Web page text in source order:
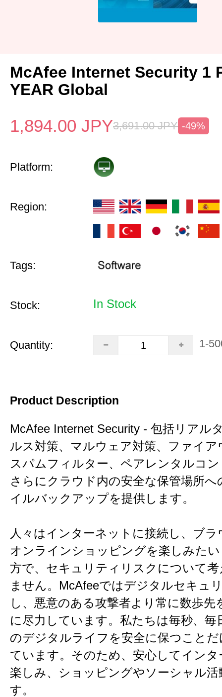
McAfee Internet Security 1
YEAR Global
1,894.00 JPY3,691.00 JPY -49%
Platform:
Region:
Tags:
Stock: In Stock
Quantity: 1-
Product Description
McAfee Internet Security - 包括リアル
ルス対策、マルウェア対策、ファイア
スパムフィルター、ペアレンタルコ
さらにクラウド内の安全な保管場所へ
イルバックアップを提供します。
人々はインターネットに接続し、ブ
オンラインショッピングを楽しみた
方で、セキュリティリスクについて
ません。McAfeeではデジタルセキュ
し、悪意のある攻撃者より常に数歩先
に尽力しています。私たちは毎秒、毎
のデジタルライフを安全に保つこと
ています。そのため、安心してイン
楽しみ、ショッピングやソーシャル
す。